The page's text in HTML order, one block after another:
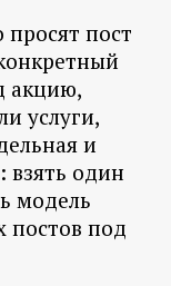
пост
акцию,
услуги,
и
взять один
модель
постов под